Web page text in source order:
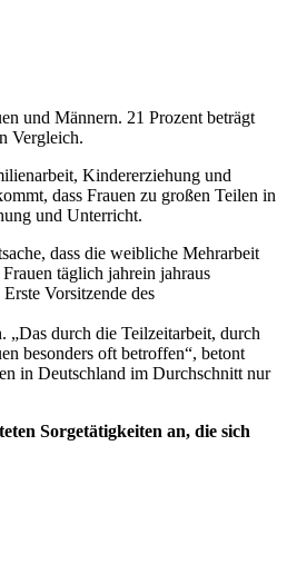
und Männern. 21 Prozent beträgt
Vergleich.
Kindererziehung und
dass Frauen zu großen Teilen in
und Unterricht.
dass die weibliche Mehrarbeit
täglich jahrein jahraus
Vorsitzende des
„Das durch die Teilzeitarbeit, durch
besonders oft betroffen“, betont
in Deutschland im Durchschnitt nur
Sorgetätigkeiten an, die sich